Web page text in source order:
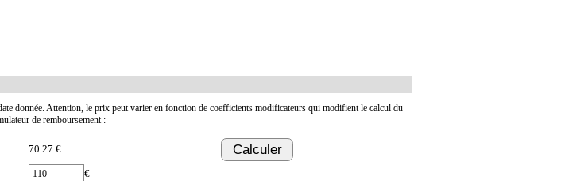
donnée. Attention, le prix peut varier en fonction de coefficients modificateurs qui modifient le calcul du
de remboursement :
70.27 € Calculer
€